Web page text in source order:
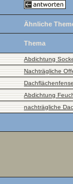
Ähnliche
Thema
Abdichtung
Nachträgliche
Abdichtung
nachträgliche